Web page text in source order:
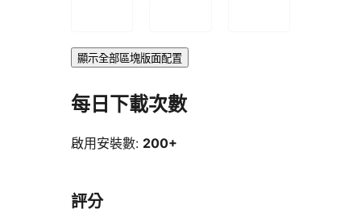
顯示全部區塊版面配置
每日下載次數
啟用安裝數: 200+
評分